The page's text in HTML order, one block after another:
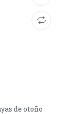
de otoño